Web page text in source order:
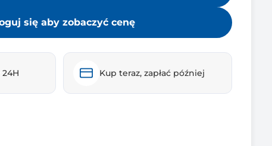
się aby zobaczyć cenę
Kup teraz, zapłać później